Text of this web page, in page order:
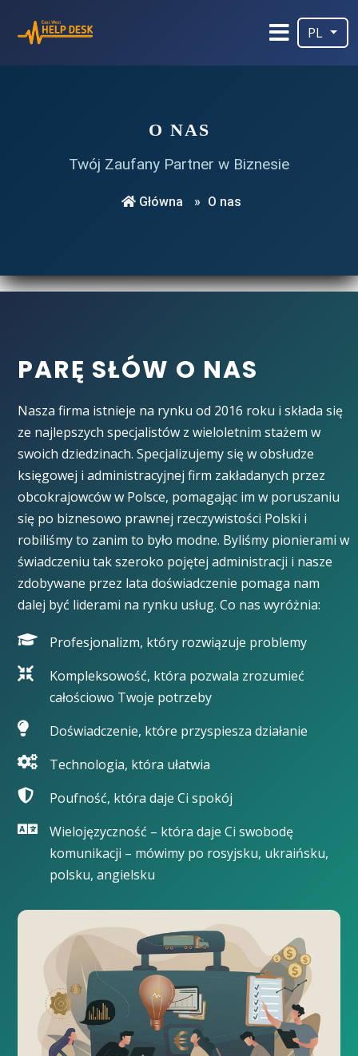
PL
O NAS
Twój Zaufany Partner w Biznesie
Główna » O nas
PARĘ SŁÓW O NAS
Nasza firma istnieje na rynku od 2016 roku i składa się
ze najlepszych specjalistów z wieloletnim stażem w
swoich dziedzinach. Specjalizujemy się w obsłudze
księgowej i administracyjnej firm zakładanych przez
obcokrajowców w Polsce, pomagając im w poruszaniu
się po biznesowo prawnej rzeczywistości Polski i
robiliśmy to zanim to było modne. Byliśmy pionierami w
świadczeniu tak szeroko pojętej administracji i nasze
zdobywane przez lata doświadczenie pomaga nam
dalej być liderami na rynku usług. Co nas wyróżnia:
Profesjonalizm, który rozwiązuje problemy
Kompleksowość, która pozwala zrozumieć
całościowo Twoje potrzeby
Doświadczenie, które przyspiesza działanie
Technologia, która ułatwia
Poufność, która daje Ci spokój
Wielojęzyczność – która daje Ci swobodę
komunikacji – mówimy po rosyjsku, ukraińsku,
polsku, angielsku